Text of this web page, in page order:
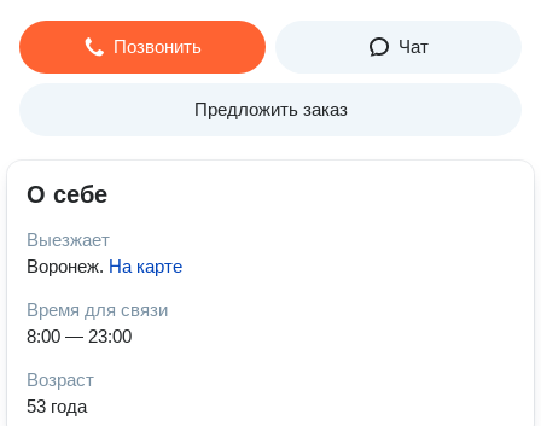
Позвонить Чат
Предложить заказ
О себе
Выезжает
Воронеж. На карте
Время для связи
8:00 — 23:00
Возраст
53 года